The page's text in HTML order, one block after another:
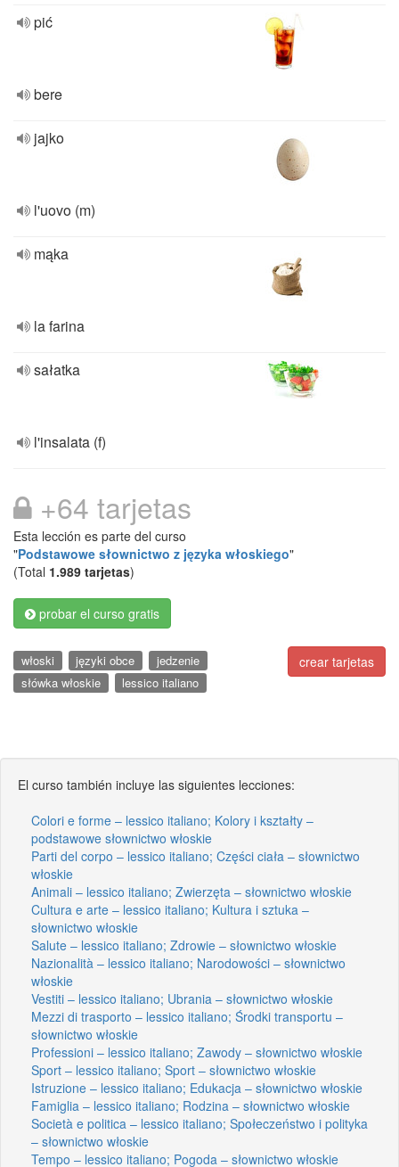
pić
bere
jajko
l'uovo (m)
mąka
la farina
sałatka
l'insalata (f)
+64 tarjetas
Esta lección es parte del curso
"Podstawowe słownictwo z języka włoskiego"
(Total 1.989 tarjetas)
probar el curso gratis
crear tarjetas
włoski języki obce
jedzenie
słówka włoskie
lessico italiano
El curso también incluye las siguientes lecciones:
Colori e forme – lessico italiano; Kolory i kształty –
podstawowe słownictwo włoskie
Parti del corpo – lessico italiano; Części ciała – słownictwo
włoskie
Animali – lessico italiano; Zwierzęta – słownictwo włoskie
Cultura e arte – lessico italiano; Kultura i sztuka –
słownictwo włoskie
Salute – lessico italiano; Zdrowie – słownictwo włoskie
Nazionalità – lessico italiano; Narodowości – słownictwo
włoskie
Vestiti – lessico italiano; Ubrania – słownictwo włoskie
Mezzi di trasporto – lessico italiano; Środki transportu –
słownictwo włoskie
Professioni – lessico italiano; Zawody – słownictwo włoskie
Sport – lessico italiano; Sport – słownictwo włoskie
Istruzione – lessico italiano; Edukacja – słownictwo włoskie
Famiglia – lessico italiano; Rodzina – słownictwo włoskie
Società e politica – lessico italiano; Społeczeństwo i polityka
– słownictwo włoskie
Tempo – lessico italiano; Pogoda – słownictwo włoskie